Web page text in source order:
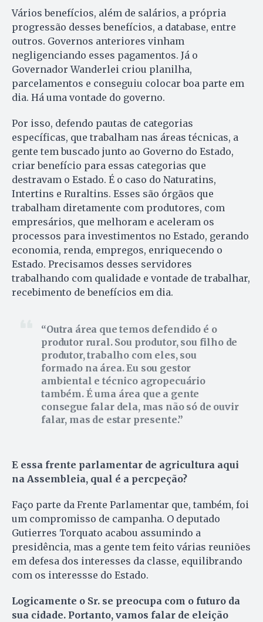
Vários benefícios, além de salários, a própria
progressão desses benefícios, a database, entre
outros. Governos anteriores vinham
negligenciando esses pagamentos. Já o
Governador Wanderlei criou planilha,
parcelamentos e conseguiu colocar boa parte em
dia. Há uma vontade do governo.
Por isso, defendo pautas de categorias
específicas, que trabalham nas áreas técnicas, a
gente tem buscado junto ao Governo do Estado,
criar benefício para essas categorias que
destravam o Estado. É o caso do Naturatins,
Intertins e Ruraltins. Esses são órgãos que
trabalham diretamente com produtores, com
empresários, que melhoram e aceleram os
processos para investimentos no Estado, gerando
economia, renda, empregos, enriquecendo o
Estado. Precisamos desses servidores
trabalhando com qualidade e vontade de trabalhar,
recebimento de benefícios em dia.
Outra área que temos defendido é o
produtor rural. Sou produtor, sou filho de
produtor, trabalho com eles, sou
formado na área. Eu sou gestor
ambiental e técnico agropecuário
também. É uma área que a gente
consegue falar dela, mas não só de ouvir
falar, mas de estar presente.
E essa frente parlamentar de agricultura aqui
na Assembleia, qual é a percpeção?
Faço parte da Frente Parlamentar que, também, foi
um compromisso de campanha. O deputado
Gutierres Torquato acabou assumindo a
presidência, mas a gente tem feito várias reuniões
em defesa dos interesses da classe, equilibrando
com os interessse do Estado.
Logicamente o Sr. se preocupa com o futuro da
sua cidade. Portanto, vamos falar de eleição